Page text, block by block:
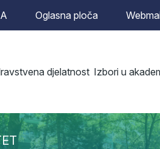
Oglasna ploča
djelatnost Izbori u